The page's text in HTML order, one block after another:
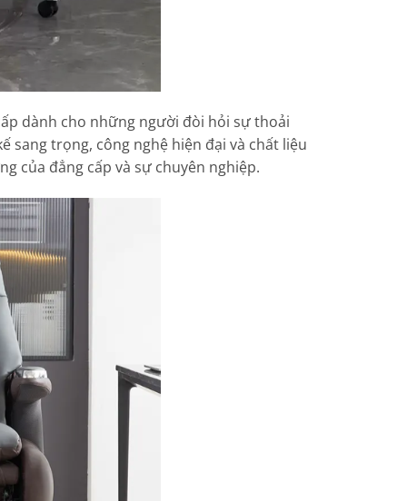
dành cho những người đòi hỏi sự thoải
sang trọng, công nghệ hiện đại và chất liệu
của đẳng cấp và sự chuyên nghiệp.